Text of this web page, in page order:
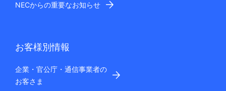
NECからの重要なお知らせ
お客様別情報
企業・官公庁・通信事業者の
お客さま